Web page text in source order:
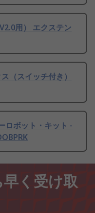
用） エクステン
（スイッチ付き）
ボット・キット -
く受け取